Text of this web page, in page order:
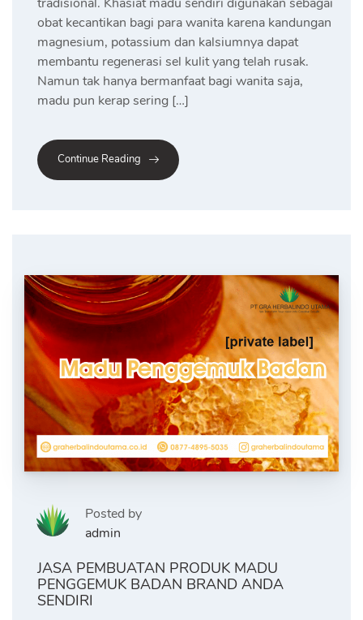
obat kecantikan bagi para wanita karena kandungan
magnesium, potassium dan kalsiumnya dapat
membantu regenerasi sel kulit yang telah rusak.
Namun tak hanya bermanfaat bagi wanita saja,
madu pun kerap sering […]
Continue Reading
Posted by
admin
JASA PEMBUATAN PRODUK MADU
PENGGEMUK BADAN BRAND ANDA
SENDIRI